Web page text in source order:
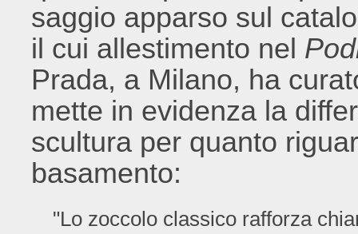
saggio apparso sul
il cui allestimento nel
Prada, a Milano, ha
mette in evidenza la
scultura per quanto
basamento:
"Lo zoccolo classico rafforza